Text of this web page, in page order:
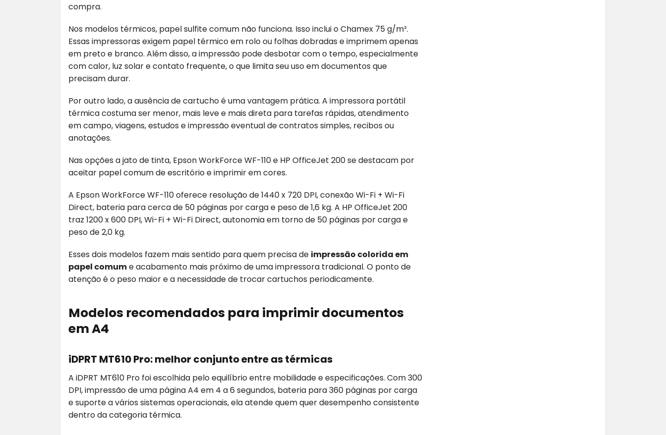
compra.
Nos modelos térmicos, papel sulfite comum não funciona. Isso inclui o Chamex 75 g/m².
Essas impressoras exigem papel térmico em rolo ou folhas dobradas e imprimem apenas
em preto e branco. Além disso, a impressão pode desbotar com o tempo, especialmente
com calor, luz solar e contato frequente, o que limita seu uso em documentos que
precisam durar.
Por outro lado, a ausência de cartucho é uma vantagem prática. A impressora portátil
térmica costuma ser menor, mais leve e mais direta para tarefas rápidas, atendimento
em campo, viagens, estudos e impressão eventual de contratos simples, recibos ou
anotações.
Nas opções a jato de tinta, Epson WorkForce WF-110 e HP OfficeJet 200 se destacam por
aceitar papel comum de escritório e imprimir em cores.
A Epson WorkForce WF-110 oferece resolução de 1440 x 720 DPI, conexão Wi-Fi + Wi-Fi
Direct, bateria para cerca de 50 páginas por carga e peso de 1,6 kg. A HP OfficeJet 200
traz 1200 x 600 DPI, Wi-Fi + Wi-Fi Direct, autonomia em torno de 50 páginas por carga e
peso de 2,0 kg.
Esses dois modelos fazem mais sentido para quem precisa de impressão colorida em
papel comume acabamento mais próximo de uma impressora tradicional. O ponto de
atenção é o peso maior e a necessidade de trocar cartuchos periodicamente.
Modelos recomendados para imprimir documentos
em A4
iDPRT MT610 Pro: melhor conjunto entre as térmicas
A iDPRT MT610 Pro foi escolhida pelo equilíbrio entre mobilidade e especificações. Com 300
DPI, impressão de uma página A4 em 4 a 6 segundos, bateria para 360 páginas por carga
e suporte a vários sistemas operacionais, ela atende quem quer desempenho consistente
dentro da categoria térmica.